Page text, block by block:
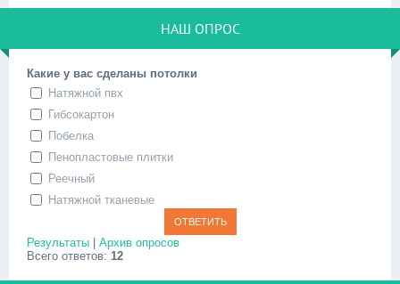
НАШ ОПРОС
Какие у вас сделаны потолки
Натяжной пвх
Гибсокартон
Побелка
Пенопластовые плитки
Реечный
Натяжной тканевые
Результаты
Архив опросов
Всего ответов: 12